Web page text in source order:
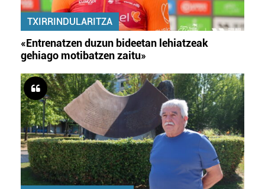
TXIRRINDULARITZA
«Entrenatzen duzun bideetan lehiatzeak
gehiago motibatzen zaitu»